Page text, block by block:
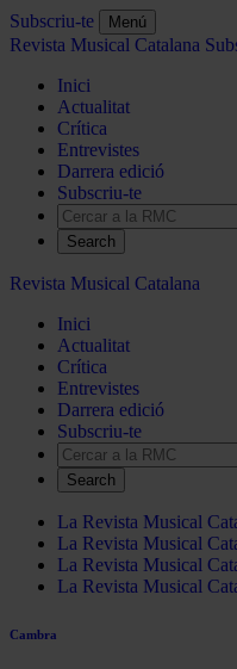
Subscriu-te Menú
Revista Musical Catalana
Inici
Actualitat
Crítica
Entrevistes
Darrera edició
Subscriu-te
Search
Revista Musical Catalana
Inici
Actualitat
Crítica
Entrevistes
Darrera edició
Subscriu-te
Search
La Revista Musical
La Revista Musical
La Revista Musical
La Revista Musical
Cambra